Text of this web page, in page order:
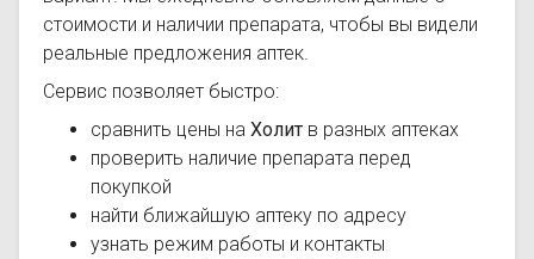
стоимости и наличии препарата, чтобы вы видели
реальные предложения аптек.
Сервис позволяет быстро:
сравнить цены на Холит в разных аптеках
проверить наличие препарата перед
покупкой
найти ближайшую аптеку по адресу
узнать режим работы и контакты